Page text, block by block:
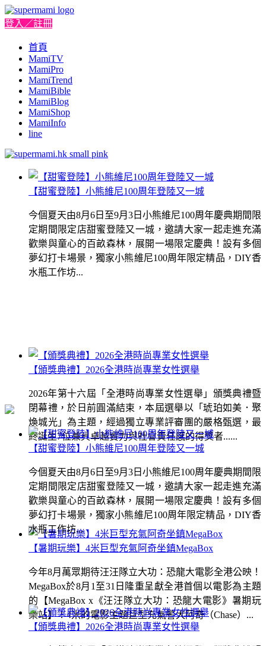
登入／註冊
首頁
MamiTV
MamiPro
MamiTrend
MamiBible
MamiBlog
MamiShop
MamiInfo
line
【甜蜜登陸】小熊維尼100周年登陸又一城
今個夏天由8月6日至9月3日小熊維尼100周年慶典期間限
定期間限定店甜蜜登陸又一城，邀請大家一起走進充滿
歡樂與童心的百畝森林，展開一場限定慶典！設有多個
夢幻打卡場景，獨家小熊維尼100周年限定精品，DIY香
水瓶工作坊...
【頒獎典禮】2026全港時尚專業女性選舉
2026年第十六屆「全港時尚專業女性選舉」頒獎典禮暨
閉幕禮，於日前圓滿結束，本屆選舉以「琥珀如美．聚
煥城光」為主題，經過獨立專業評審團的嚴格甄選，最
終誕生7位兼具卓越實力與社會責任感的得獎者......
【暑期玩樂】4米巨型充氣阿奇坐鎮MegaBox
今年8月萬眾期待汪汪隊立大功：恐龍大電影全港公映！
MegaBox於8月1至31日隆重呈獻全港首個以電影為主題
的【MegaBox x《汪汪隊立大功：恐龍大電影》暑期玩
樂站】！4米的電影主題巨型充氣警犬阿奇（Chase）...
【甜蜜登陸】小熊維尼100周年登陸又一城
今個夏天由8月6日至9月3日小熊維尼100周年慶典期間限
定期間限定店甜蜜登陸又一城，邀請大家一起走進充滿
歡樂與童心的百畝森林，展開一場限定慶典！設有多個
夢幻打卡場景，獨家小熊維尼100周年限定精品，DIY香
水瓶工作坊...
【頒獎典禮】2026全港時尚專業女性選舉